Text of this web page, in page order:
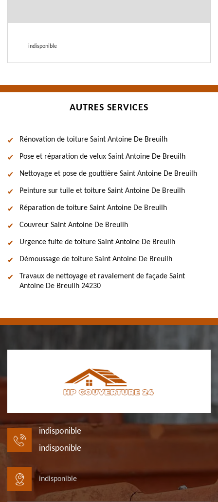
indisponible
AUTRES SERVICES
Rénovation de toiture Saint Antoine De Breuilh
Pose et réparation de velux Saint Antoine De Breuilh
Nettoyage et pose de gouttière Saint Antoine De Breuilh
Peinture sur tuile et toiture Saint Antoine De Breuilh
Réparation de toiture Saint Antoine De Breuilh
Couvreur Saint Antoine De Breuilh
Urgence fuite de toiture Saint Antoine De Breuilh
Démoussage de toiture Saint Antoine De Breuilh
Travaux de nettoyage et ravalement de façade Saint
Antoine De Breuilh 24230
indisponible
indisponible
indisponible